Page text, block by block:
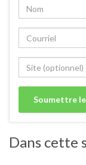
Dans cette